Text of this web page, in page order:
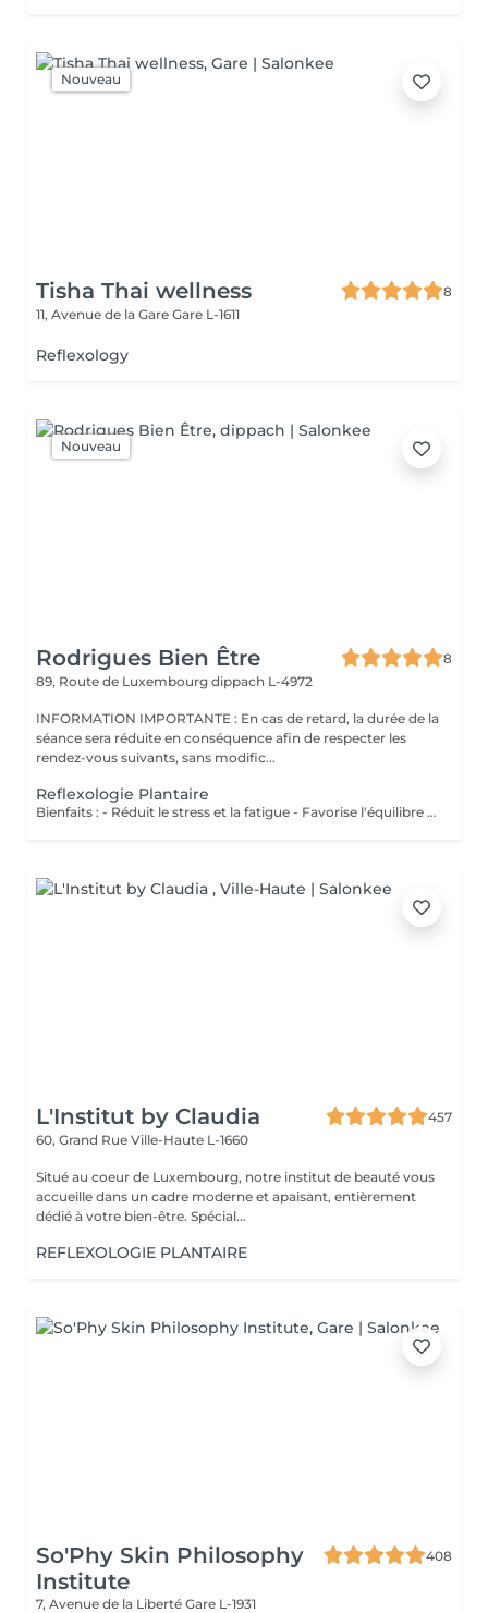
Nouveau
Tisha Thai wellness
8
11, Avenue de la Gare Gare L-1611
Reflexology
Nouveau
Rodrigues Bien Être
8
89, Route de Luxembourg dippach L-4972
INFORMATION IMPORTANTE : En cas de retard, la durée de la
séance sera réduite en conséquence afin de respecter les
rendez-vous suivants, sans modific...
Reflexologie Plantaire
Bienfaits : - Réduit le stress et la fatigue - Favorise l'équilibre du corps - Stimule les fonctions naturelles de l'organisme - Améliore le bien-être général
L'Institut by Claudia
457
60, Grand Rue Ville-Haute L-1660
Situé au coeur de Luxembourg, notre institut de beauté vous
accueille dans un cadre moderne et apaisant, entièrement
dédié à votre bien-être. Spécial...
REFLEXOLOGIE PLANTAIRE
So'Phy Skin Philosophy
Institute
408
7, Avenue de la Liberté Gare L-1931